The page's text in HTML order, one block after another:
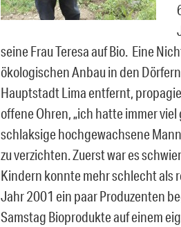
seine Frau Teresa auf Bio. Eine
ökologischen Anbau in den
Hauptstadt Lima entfernt,
offene Ohren, „ich hatte immer
schlaksige hochgewachsene
zu verzichten. Zuerst war es
Kindern konnte mehr schlecht als
Jahr 2001 ein paar Produzenten
Samstag Bioprodukte auf einem